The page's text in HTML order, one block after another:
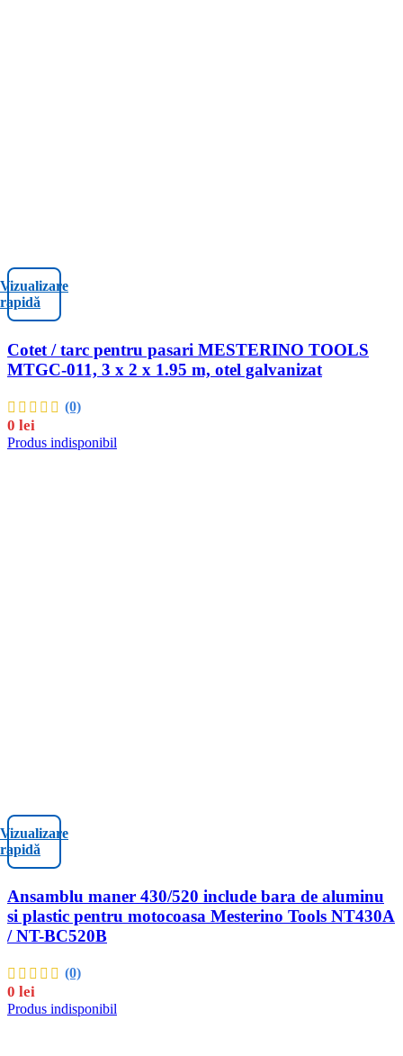
Vizualizare
rapidă
Cotet / tarc pentru pasari MESTERINO TOOLS
MTGC-011, 3 x 2 x 1.95 m, otel galvanizat
(0)
0 lei
Produs indisponibil
Vizualizare
rapidă
Ansamblu maner 430/520 include bara de aluminu
si plastic pentru motocoasa Mesterino Tools NT430A
/ NT-BC520B
(0)
0 lei
Produs indisponibil